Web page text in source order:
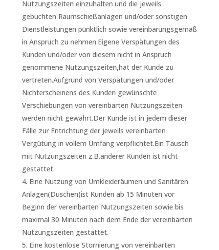
Nutzungszeiten einzuhalten und die jeweils
gebuchten Raumschießanlagen und/oder sonstigen
Dienstleistungen pünktlich sowie vereinbarungsgemäß
in Anspruch zu nehmen.Eigene Verspätungen des
Kunden und/oder von diesem nicht in Anspruch
genommene Nutzungszeiten,hat der Kunde zu
vertreten.Aufgrund von Verspätungen und/oder
Nichterscheinens des Kunden gewünschte
Verschiebungen von vereinbarten Nutzungszeiten
werden nicht gewährt.Der Kunde ist in jedem dieser
Fälle zur Entrichtung der jeweils vereinbarten
Vergütung in vollem Umfang verpflichtet.Ein Tausch
mit Nutzungszeiten z.B.anderer Kunden ist nicht
gestattet.
Eine Nutzung von Umkleideräumen und Sanitären
Anlagen(Duschen)ist Kunden ab 15 Minuten vor
Beginn der vereinbarten Nutzungszeiten sowie bis
maximal 30 Minuten nach dem Ende der vereinbarten
Nutzungszeiten gestattet.
Eine kostenlose Stornierung von vereinbarten